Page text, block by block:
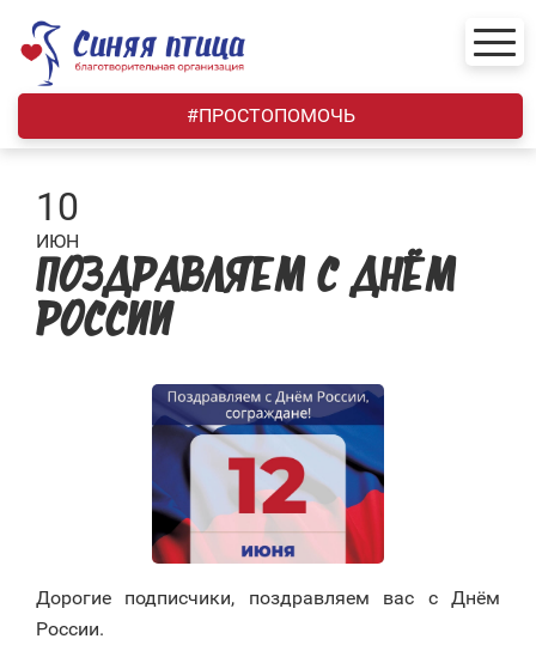
content
#ПРОСТОПОМОЧЬ
10
ИЮН
ПОЗДРАВЛЯЕМ С ДНЁМ
РОССИИ
Дорогие подписчики, поздравляем вас с Днём
России.